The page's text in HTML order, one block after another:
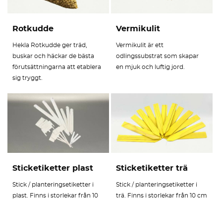
Rotkudde
Hekla Rotkudde ger träd,
buskar och häckar de bästa
förutsättningarna att etablera
sig tryggt.
Vermikulit
Vermikulit är ett
odlingssubstrat som skapar
en mjuk och luftig jord.
Sticketiketter plast
Stick / planteringsetiketter i
plast. Finns i storlekar från 10
Sticketiketter trä
Stick / planteringsetiketter i
trä. Finns i storlekar från 10 cm